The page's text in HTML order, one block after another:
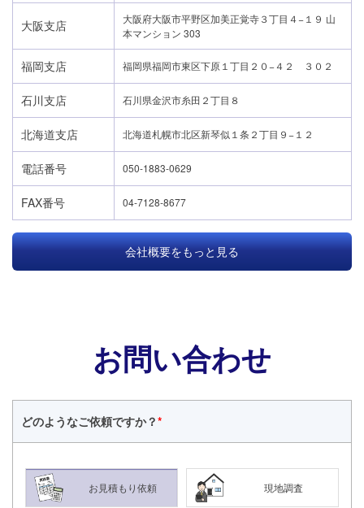
大阪支店
大阪府大阪市平野区加美正覚寺３丁目４−１９ 山
本マンション 303
福岡支店 福岡県福岡市東区下原１丁目２０−４２ ３０２
石川支店 石川県金沢市糸田２丁目８
北海道支店 北海道札幌市北区新琴似１条２丁目９−１２
電話番号 050-1883-0629
FAX番号 04-7128-8677
会社概要をもっと見る
お問い合わせ
どのようなご依頼ですか？*
お見積もり依頼 現地調査